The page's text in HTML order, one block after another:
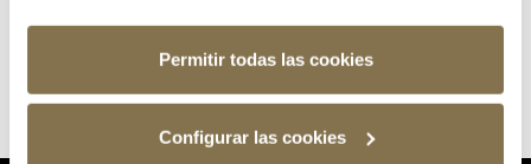
Permitir todas las cookies
Configurar las cookies